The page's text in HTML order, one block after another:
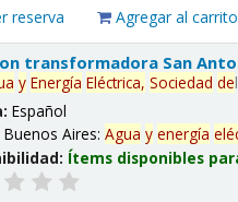
reserva Agregar al carrito
transformadora San
y Energía Eléctrica, Sociedad de
Español
Buenos Aires:Agua y energía
Ítems disponibles